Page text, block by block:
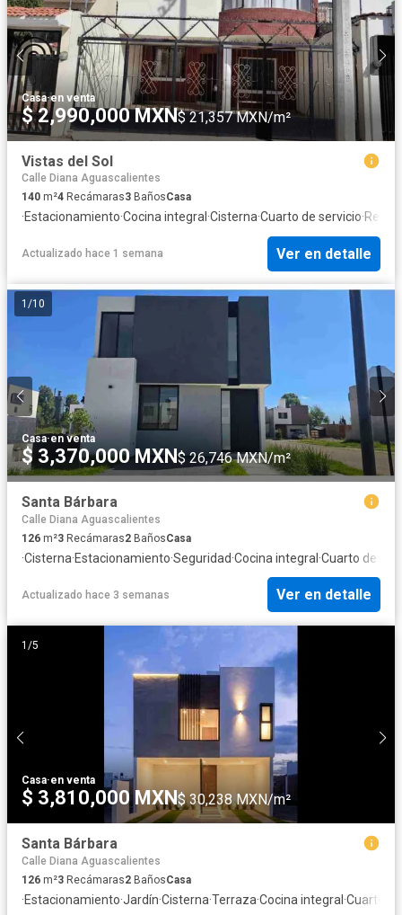
Casa·en venta
$ 2,990,000 MXN$ 21,357 MXN/m²
Vistas del Sol
Calle Diana Aguascalientes
140 m²4 Recámaras3 BañosCasa
·Estacionamiento·Cocina integral ·Cisterna·Cuarto de servicio·
Actualizado hace 1 semana Ver en detalle
1 /10
Casa·en venta
$ 3,370,000 MXN$ 26,746 MXN/m²
Santa Bárbara
Calle Diana Aguascalientes
126 m²3 Recámaras2 BañosCasa
·Cisterna·Estacionamiento·Seguridad·Cocina integral ·Cuarto de
Actualizado hace 3 semanas Ver en detalle
1 /5
Casa·en venta
$ 3,810,000 MXN$ 30,238 MXN/m²
Santa Bárbara
Calle Diana Aguascalientes
126 m²3 Recámaras2 BañosCasa
·Estacionamiento·Jardín·Cisterna·Terraza·Cocina integral·Cuarto